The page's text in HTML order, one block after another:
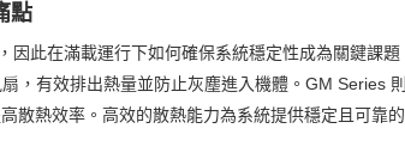
點
因此在滿載運行下如何確保系統穩定性成為關鍵課
，有效排出熱量並防止灰塵進入機體。GM Series
散熱效率。高效的散熱能力為系統提供穩定且可靠的